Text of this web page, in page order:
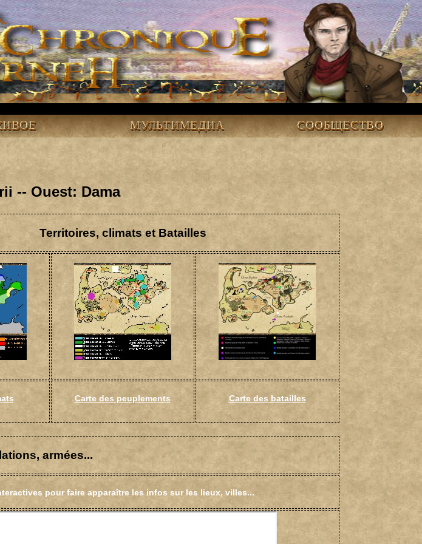
МУЛЬТИМЕДИА СООБЩЕСТВО
-- Ouest: Dama
Territoires, climats et Batailles
Carte des peuplements Carte des batailles
armées...
pour faire apparaître les infos sur les lieux, villes...